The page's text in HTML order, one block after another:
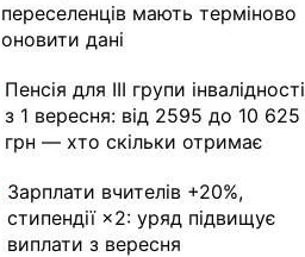
переселенців мають терміново
оновити дані
Пенсія для III групи інвалідності
з 1 вересня: від 2595 до 10 625
грн — хто скільки отримає
Зарплати вчителів +20%,
стипендії ×2: уряд підвищує
виплати з вересня